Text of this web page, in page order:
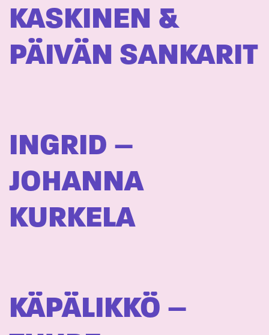
KASKINEN &
PÄIVÄN SANKARIT
INGRID –
JOHANNA
KURKELA
KÄPÄLIKKÖ –